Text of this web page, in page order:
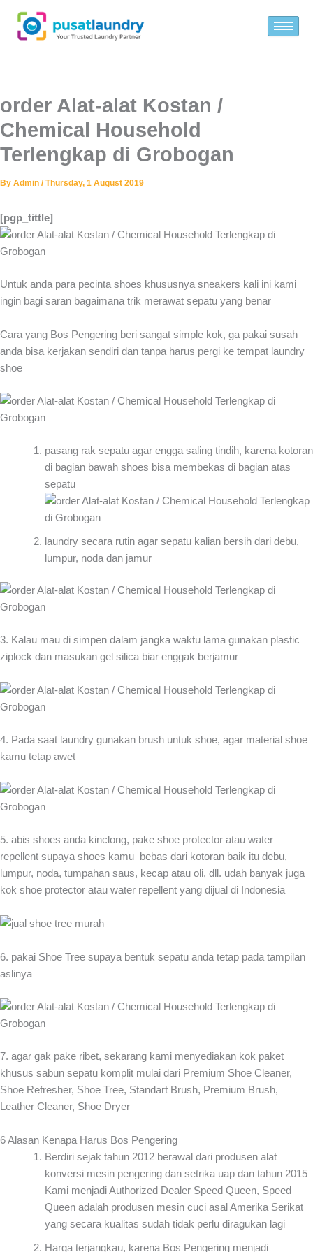
content
order Alat-alat Kostan /
Chemical Household
Terlengkap di Grobogan
By Admin /Thursday, 1 August 2019
[pgp_tittle]
Untuk anda para pecinta shoes khususnya sneakers kali ini kami
ingin bagi saran bagaimana trik merawat sepatu yang benar
Cara yang Bos Pengering beri sangat simple kok, ga pakai susah
anda bisa kerjakan sendiri dan tanpa harus pergi ke tempat laundry
shoe
pasang rak sepatu agar engga saling tindih, karena kotoran
di bagian bawah shoes bisa membekas di bagian atas
sepatu
laundry secara rutin agar sepatu kalian bersih dari debu,
lumpur, noda dan jamur
3. Kalau mau di simpen dalam jangka waktu lama gunakan plastic
ziplock dan masukan gel silica biar enggak berjamur
4. Pada saat laundry gunakan brush untuk shoe, agar material shoe
kamu tetap awet
5. abis shoes anda kinclong, pake shoe protector atau water
repellent supaya shoes kamu bebas dari kotoran baik itu debu,
lumpur, noda, tumpahan saus, kecap atau oli, dll. udah banyak juga
kok shoe protector atau water repellent yang dijual di Indonesia
6. pakai Shoe Tree supaya bentuk sepatu anda tetap pada tampilan
aslinya
7. agar gak pake ribet, sekarang kami menyediakan kok paket
khusus sabun sepatu komplit mulai dari Premium Shoe Cleaner,
Shoe Refresher, Shoe Tree, Standart Brush, Premium Brush,
Leather Cleaner, Shoe Dryer
6 Alasan Kenapa Harus Bos Pengering
Berdiri sejak tahun 2012 berawal dari produsen alat
konversi mesin pengering dan setrika uap dan tahun 2015
Kami menjadi Authorized Dealer Speed Queen, Speed
Queen adalah produsen mesin cuci asal Amerika Serikat
yang secara kualitas sudah tidak perlu diragukan lagi
Harga terjangkau, karena Bos Pengering menjadi